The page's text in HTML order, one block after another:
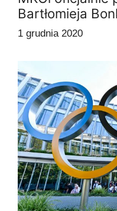
Bartłomieja
1 grudnia 2020